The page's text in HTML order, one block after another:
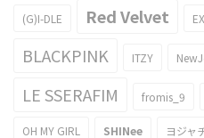
(G)I-DLE Red Velvet
BLACKPINK ITZY
LE SSERAFIM fromis_9
OH MY GIRL SHINee ヨジャ